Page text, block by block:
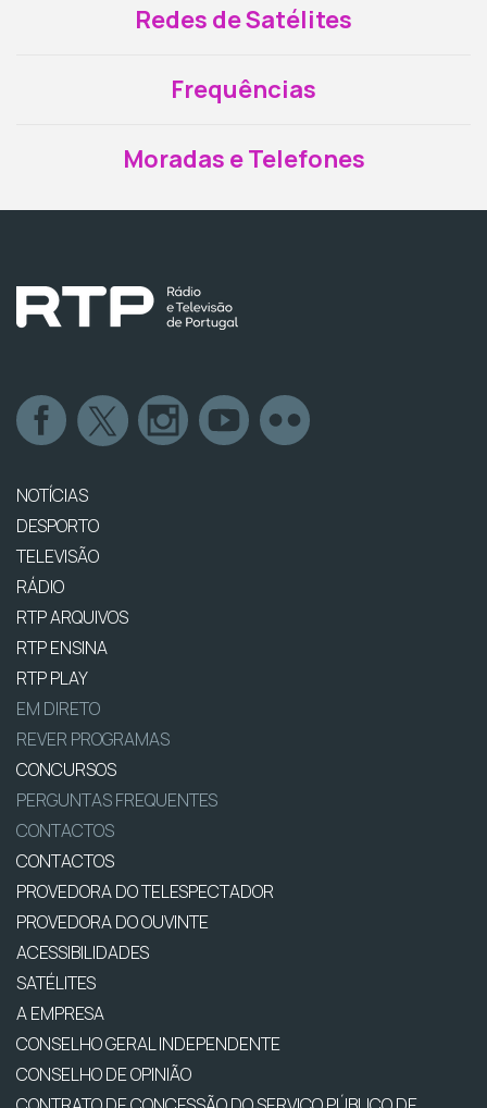
Redes de Satélites
Frequências
Moradas e Telefones
NOTÍCIAS
DESPORTO
TELEVISÃO
RÁDIO
RTP ARQUIVOS
RTP ENSINA
RTP PLAY
EM DIRETO
REVER PROGRAMAS
CONCURSOS
PERGUNTAS FREQUENTES
CONTACTOS
CONTACTOS
PROVEDORA DO TELESPECTADOR
PROVEDORA DO OUVINTE
ACESSIBILIDADES
SATÉLITES
A EMPRESA
CONSELHO GERAL INDEPENDENTE
CONSELHO DE OPINIÃO